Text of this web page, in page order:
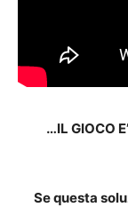
…IL GIOCO
Se questa